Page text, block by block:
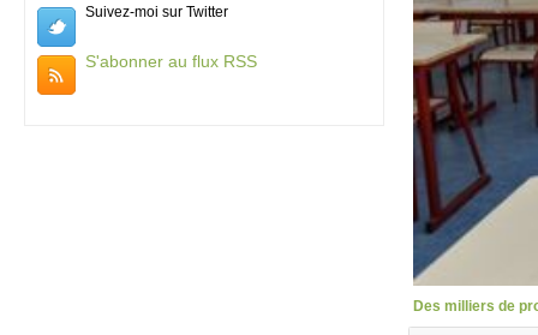
Suivez-moi sur Twitter
S'abonner au flux RSS
Des milliers de